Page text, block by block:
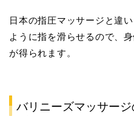
日本の指圧マッサージと違
ように指を滑らせるので、
が得られます。
バリニーズマッサー